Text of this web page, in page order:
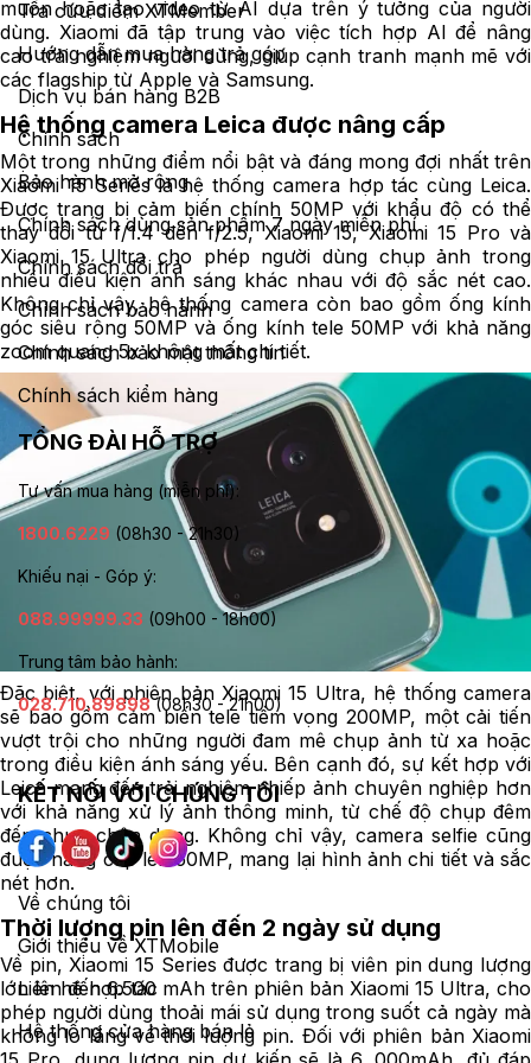
muốn hoặc tạo video từ AI dựa trên ý tưởng của người
dùng. Xiaomi đã tập trung vào việc tích hợp AI để nâng
cao trải nghiệm người dùng, giúp cạnh tranh mạnh mẽ với
các flagship từ Apple và Samsung.
Hệ thống camera Leica được nâng cấp
Một trong những điểm nổi bật và đáng mong đợi nhất trên
Xiaomi 15 Series là hệ thống camera hợp tác cùng Leica.
Được trang bị cảm biến chính 50MP với khẩu độ có thể
thay đổi từ f/1.4 đến f/2.5, Xiaomi 15, Xiaomi 15 Pro và
Xiaomi 15 Ultra cho phép người dùng chụp ảnh trong
nhiều điều kiện ánh sáng khác nhau với độ sắc nét cao.
Không chỉ vậy, hệ thống camera còn bao gồm ống kính
góc siêu rộng 50MP và ống kính tele 50MP với khả năng
zoom quang 5x không mất chi tiết.
Đặc biệt, với phiên bản Xiaomi 15 Ultra, hệ thống camera
sẽ bao gồm cảm biến tele tiềm vọng 200MP, một cải tiến
vượt trội cho những người đam mê chụp ảnh từ xa hoặc
trong điều kiện ánh sáng yếu. Bên cạnh đó, sự kết hợp với
Leica mang đến trải nghiệm nhiếp ảnh chuyên nghiệp hơn
với khả năng xử lý ảnh thông minh, từ chế độ chụp đêm
đến chụp chân dung. Không chỉ vậy, camera selfie cũng
được nâng cấp lên 50MP, mang lại hình ảnh chi tiết và sắc
nét hơn.
Thời lượng pin lên đến 2 ngày sử dụng
Về pin, Xiaomi 15 Series được trang bị viên pin dung lượng
lớn lên đến 6.500 mAh trên phiên bản Xiaomi 15 Ultra, cho
phép người dùng thoải mái sử dụng trong suốt cả ngày mà
không lo lắng về thời lượng pin. Đối với phiên bản Xiaomi
Tra cứu điểm XTMember
Hướng dẫn mua hàng trả góp
Dịch vụ bán hàng B2B
Chính sách
Bảo hành mở rộng
Chính sách dùng sản phẩm 7 ngày miễn phí
Chính sách đổi trả
Chính sách bảo hành
Chính sách bảo mật thông tin
Chính sách kiểm hàng
TỔNG ĐÀI HỖ TRỢ
Tư vấn mua hàng (miễn phí):
1800.6229 (08h30 - 21h30)
Khiếu nại - Góp ý:
088.99999.33 (09h00 - 18h00)
Trung tâm bảo hành:
028.710.89898(08h30 - 21h00)
KẾT NỐI VỚI CHÚNG TÔI
Về chúng tôi
Giới thiệu về XTMobile
Liên hệ hợp tác
Hệ thống cửa hàng bán lẻ